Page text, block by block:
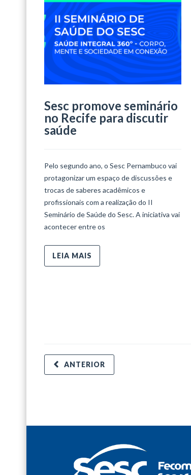
Sesc promove seminário
no Recife para discutir
saúde
Pelo segundo ano, o Sesc Pernambuco vai
protagonizar um espaço de discussões e
trocas de saberes acadêmicos e
profissionais com a realização do II
Seminário de Saúde do Sesc. A iniciativa vai
acontecer entre os
LEIA MAIS
ANTERIOR